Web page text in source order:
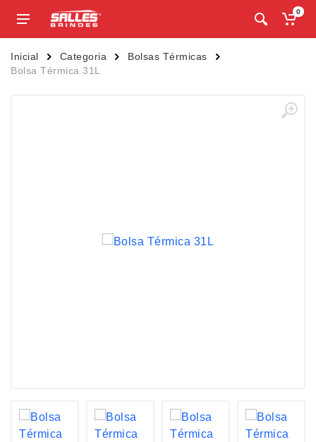
0
Inicial Categoria
Bolsas Térmicas
Bolsa Térmica 31L